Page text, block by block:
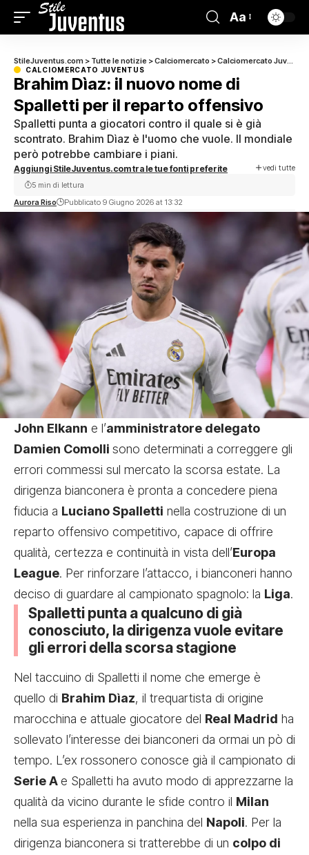
Aa
StileJuventus.com > Tutte le notizie >Calciomercato >Calciomercato Juventus
CALCIOMERCATO JUVENTUS
Brahim Dìaz: il nuovo nome di
Spalletti per il reparto offensivo
Spalletti punta a giocatori contro il quale si è già
scontrato. Brahim Dìaz è l'uomo che vuole. Il mondiale
però potrebbe cambiare i piani.
Aggiungi StileJuventus.com tra le tue fonti preferite vedi tutte
Aurora Riso Pubblicato 9 Giugno 2026 at 13:32
5 min di lettura
John Elkann e l’amministratore delegato
Damien Comolli sono determinati a correggere gli
errori commessi sul mercato la scorsa estate. La
dirigenza bianconera è pronta a concedere piena
fiducia a Luciano Spalletti nella costruzione di un
reparto offensivo competitivo, capace di offrire
qualità, certezza e continuità in vista dell’Europa
League. Per rinforzare l’attacco, i bianconeri hanno
deciso di guardare al campionato spagnolo: la Liga.
Spalletti punta a qualcuno di già
conosciuto, la dirigenza vuole evitare
gli errori della scorsa stagione
Nel taccuino di Spalletti il nome che emerge è
quello di Brahim Dìaz, il trequartista di origine
marocchina e attuale giocatore del Real Madrid ha
sollevato l’interesse dei bianconeri da ormai un pò di
tempo. L’ex rossonero conosce già il campionato di
Serie Ae Spalletti ha avuto modo di apprezzarne la
qualità da vicino durante le sfide contro il Milan
nella sua esperienza in panchina del Napoli. Per la
dirigenza bianconera si tratterebbe di un colpo di